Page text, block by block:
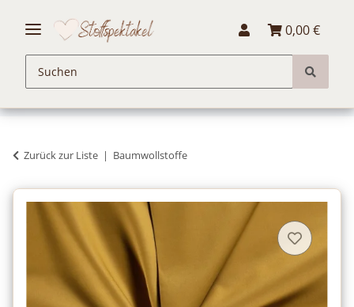
0,00 €
Zurück zur Liste Baumwollstoffe